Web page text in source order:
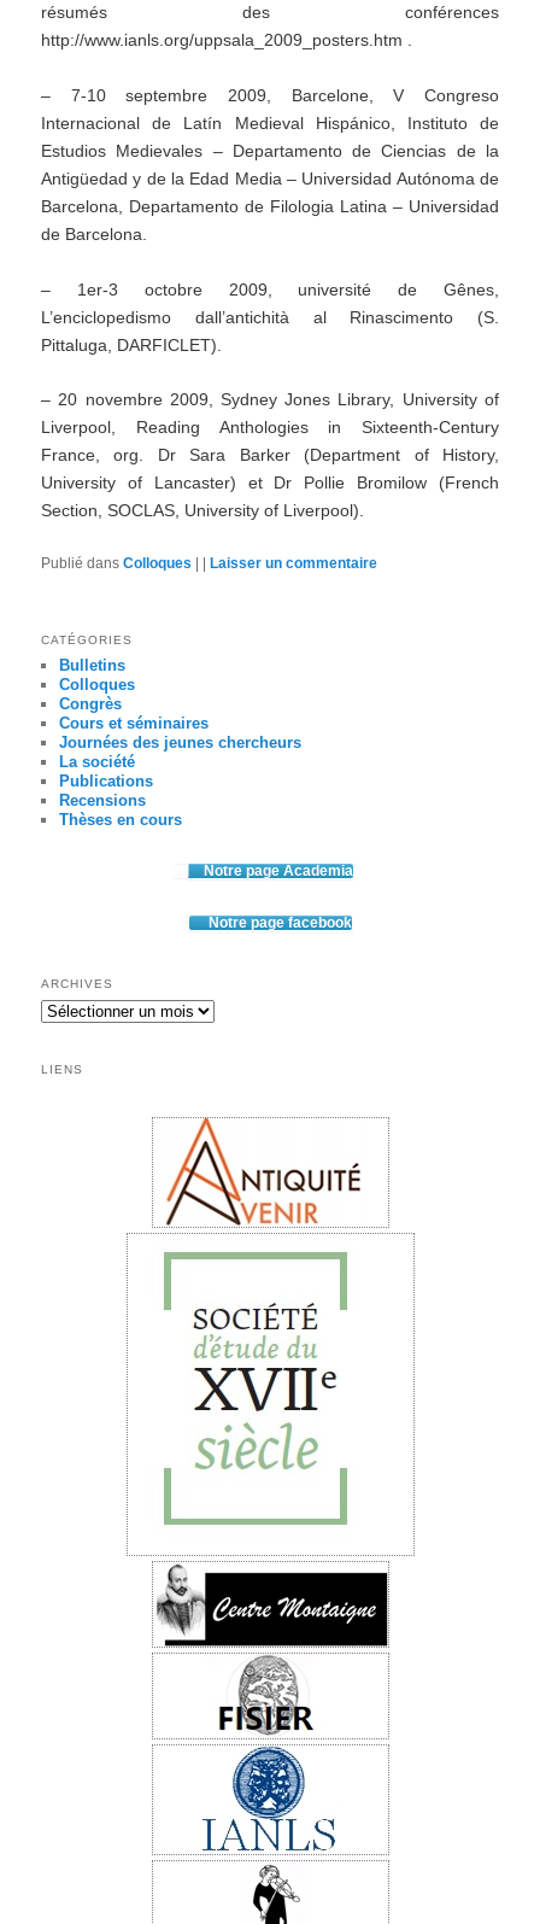
résumés des conférences
http://www.ianls.org/uppsala_2009_posters.htm .
– 7-10 septembre 2009, Barcelone, V Congreso
Internacional de Latín Medieval Hispánico, Instituto de
Estudios Medievales – Departamento de Ciencias de la
Antigüedad y de la Edad Media – Universidad Autónoma de
Barcelona, Departamento de Filologia Latina – Universidad
de Barcelona.
– 1er-3 octobre 2009, université de Gênes,
L’enciclopedismo dall’antichità al Rinascimento (S.
Pittaluga, DARFICLET).
– 20 novembre 2009, Sydney Jones Library, University of
Liverpool, Reading Anthologies in Sixteenth-Century
France, org. Dr Sara Barker (Department of History,
University of Lancaster) et Dr Pollie Bromilow (French
Section, SOCLAS, University of Liverpool).
Publié dans Colloques Laisser un commentaire
CATÉGORIES
Bulletins
Colloques
Congrès
Cours et séminaires
Journées des jeunes chercheurs
La société
Publications
Recensions
Thèses en cours
Notre page Academia
Notre page facebook
ARCHIVES
Archives
LIENS